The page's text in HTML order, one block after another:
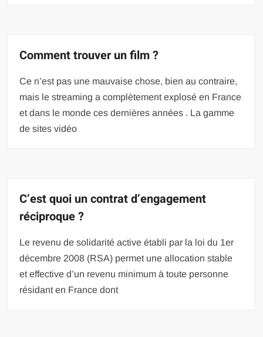
Comment trouver un film ?
Ce n’est pas une mauvaise chose, bien au contraire,
mais le streaming a complètement explosé en France
et dans le monde ces dernières années . La gamme
de sites vidéo
C’est quoi un contrat d’engagement
réciproque ?
Le revenu de solidarité active établi par la loi du 1er
décembre 2008 (RSA) permet une allocation stable
et effective d’un revenu minimum à toute personne
résidant en France dont